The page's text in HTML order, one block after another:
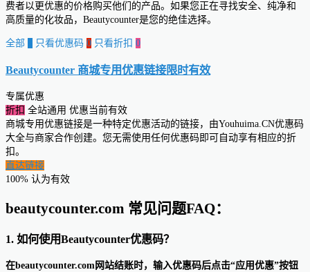
费者以更优惠的价格购买他们的产品。如果您正在寻找安全、纯净和
高质量的化妆品，Beautycounter是您的绝佳选择。
全部 只看优惠码 0 只看折扣 0
Beautycounter 商城专用优惠链接限时有效
专属优惠
折扣
全站通用 优惠当前有效
商城专用优惠链接是一种特定优惠活动的链接，由Youhuima.CN优惠码
大全与商家合作创建。您无需使用任何优惠码即可自动享有相应的折
扣。
直达链接
100% 认为有效
beautycounter.com 常见问题FAQ：
1. 如何使用Beautycounter优惠码？
在beautycounter.com网站结账时，输入优惠码后点击“应用优惠”按钮